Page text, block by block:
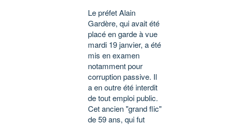
Le préfet Alain
Gardère, qui avait été
placé en garde à vue
mardi 19 janvier, a été
mis en examen
notamment pour
corruption passive. Il
a en outre été interdit
de tout emploi public.
Cet ancien "grand flic"
de 59 ans, qui fut